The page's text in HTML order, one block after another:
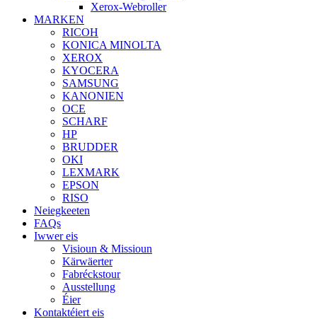
Xerox-Webroller
MARKEN
RICOH
KONICA MINOLTA
XEROX
KYOCERA
SAMSUNG
KANONIEN
OCE
SCHARF
HP
BRUDDER
OKI
LEXMARK
EPSON
RISO
Neiegkeeten
FAQs
Iwwer eis
Visioun & Missioun
Kärwäerter
Fabréckstour
Ausstellung
Éier
Kontaktéiert eis